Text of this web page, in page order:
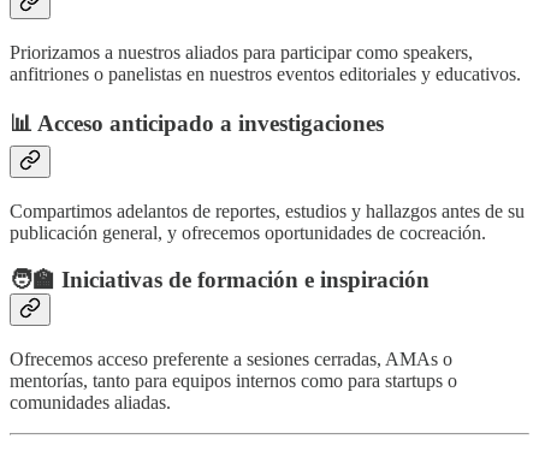
Priorizamos a nuestros aliados para participar como speakers,
anfitriones o panelistas en nuestros eventos editoriales y educativos.
📊 Acceso anticipado a investigaciones
Compartimos adelantos de reportes, estudios y hallazgos antes de su
publicación general, y ofrecemos oportunidades de cocreación.
🧑‍🏫 Iniciativas de formación e inspiración
Ofrecemos acceso preferente a sesiones cerradas, AMAs o
mentorías, tanto para equipos internos como para startups o
comunidades aliadas.